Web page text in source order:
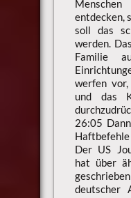
entdecken,
soll das
werden.
Familie
werfen vor,
und das
26:05
Der US
hat über
deutscher